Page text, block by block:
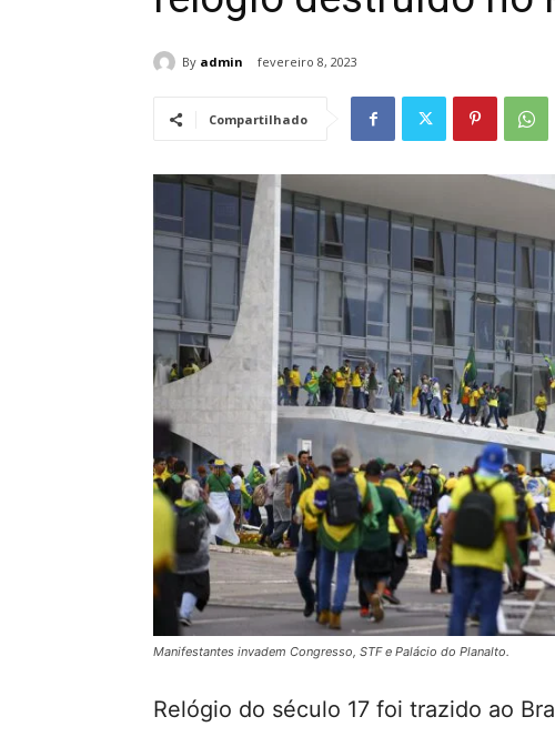
By admin fevereiro 8, 2023
Compartilhado
Manifestantes invadem Congresso, STF e Palácio do Planalto.
Relógio do século 17 foi trazido ao